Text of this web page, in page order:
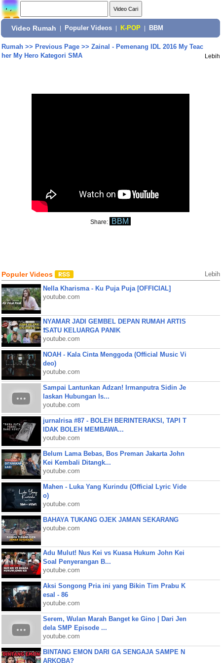
Video Rumah Populer Videos K-POP BBM
Rumah>> Previous Page>> Zainal - Pemenang IDL 2016 My Teac
her My Hero Kategori SMA
Lebih
Share: BBM
Populer Videos Lebih
Nella Kharisma - Ku Puja Puja [OFFICIAL]
youtube.com
NYAMAR JADI GEMBEL DEPAN RUMAH ARTIS
❗SATU KELUARGA PANIK
youtube.com
NOAH - Kala Cinta Menggoda (Official Music Vi
deo)
youtube.com
Sampai Lantunkan Adzan! Irmanputra Sidin Je
laskan Hubungan Is...
youtube.com
jurnalrisa #87 - BOLEH BERINTERAKSI, TAPI T
IDAK BOLEH MEMBAWA...
youtube.com
Belum Lama Bebas, Bos Preman Jakarta John
Kei Kembali Ditangk...
youtube.com
Mahen - Luka Yang Kurindu (Official Lyric Vide
o)
youtube.com
BAHAYA TUKANG OJEK JAMAN SEKARANG
youtube.com
Adu Mulut! Nus Kei vs Kuasa Hukum John Kei
Soal Penyerangan B...
youtube.com
Aksi Songong Pria ini yang Bikin Tim Prabu K
esal - 86
youtube.com
Serem, Wulan Marah Banget ke Gino | Dari Jen
dela SMP Episode ...
youtube.com
BINTANG EMON DARI GA SENGAJA SAMPE N
ARKOBA?